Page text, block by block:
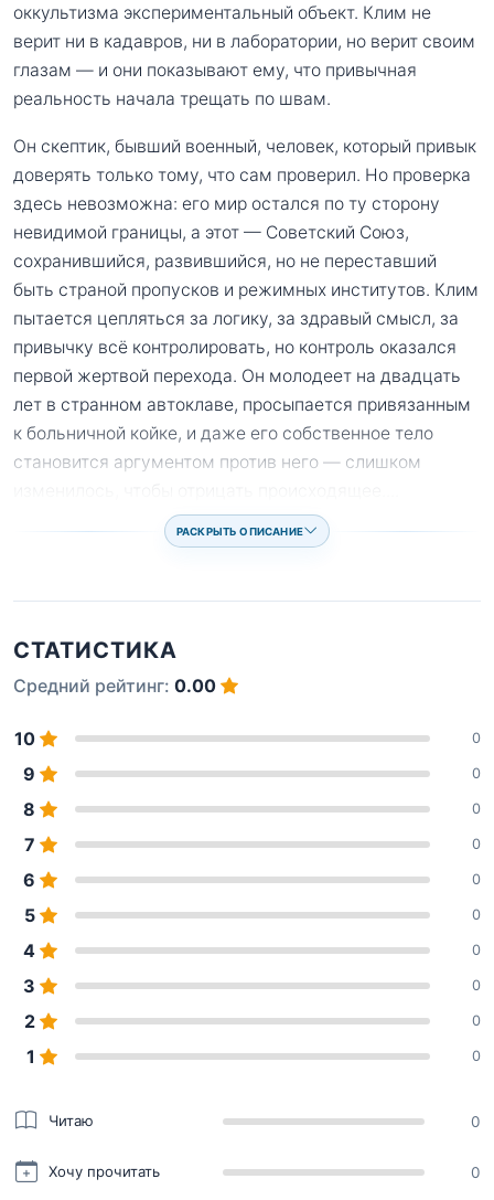
оккультизма экспериментальный объект. Клим не
верит ни в кадавров, ни в лаборатории, но верит своим
глазам — и они показывают ему, что привычная
реальность начала трещать по швам.
Он скептик, бывший военный, человек, который привык
доверять только тому, что сам проверил. Но проверка
здесь невозможна: его мир остался по ту сторону
невидимой границы, а этот — Советский Союз,
сохранившийся, развившийся, но не переставший
быть страной пропусков и режимных институтов. Клим
пытается цепляться за логику, за здравый смысл, за
привычку всё контролировать, но контроль оказался
первой жертвой перехода. Он молодеет на двадцать
лет в странном автоклаве, просыпается привязанным
к больничной койке, и даже его собственное тело
становится аргументом против него — слишком
РАСКРЫТЬ ОПИСАНИЕ
СТАТИСТИКА
Средний рейтинг: 0.00
10 0
9 0
8 0
7 0
6 0
5 0
4 0
3 0
2 0
1 0
Читаю 0
Хочу прочитать 0